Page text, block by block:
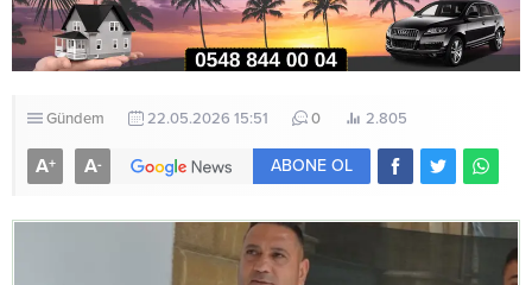
Gündem 22.05.2026 15:51 0 2.805
A+ A- ABONE OL